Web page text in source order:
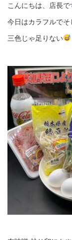
こんにちは、店長で
今日はカラフルで
三色じゃ足りない